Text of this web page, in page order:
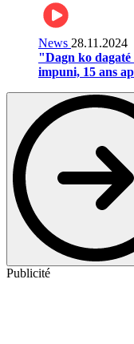
News 28.11.2024
"Dagn ko
impuni, 15 ans
Publicité